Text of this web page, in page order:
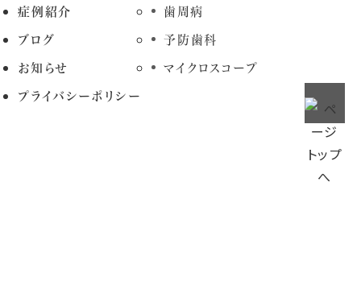
症例紹介
ブログ
お知らせ
プライバシーポリシー
歯周病
予防歯科
マイクロスコープ